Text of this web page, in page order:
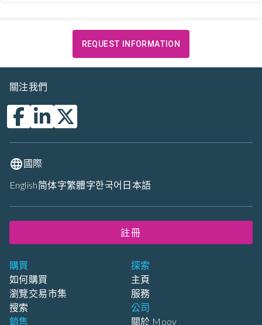
REQUEST INFORMATION
購買
如何購買
瀏覽交易市集
搜索
銷售
探索
主頁
服務
公司
關於 Moov
關注我們
國際
English简体字繁體字한국어 日本語
註冊